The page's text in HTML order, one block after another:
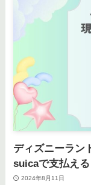
ディズニーラン
suicaで支払え
2024年8月11日